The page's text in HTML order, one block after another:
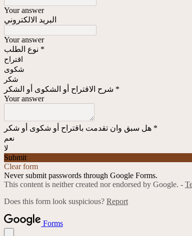
Your answer
البريد الالكتروني
Your answer
*
اقتراح
شكوى
شكر
شرح الاقتراح أو الشكوى أو الشكر *
Your answer
هل سبق وان تقدمت باقتراح أو شكوى أو شكر *
نعم
لا
Submit
Clear form
Never submit passwords through Google Forms.
This content is neither created nor endorsed by Google. -
Does this form look suspicious? Report
Forms